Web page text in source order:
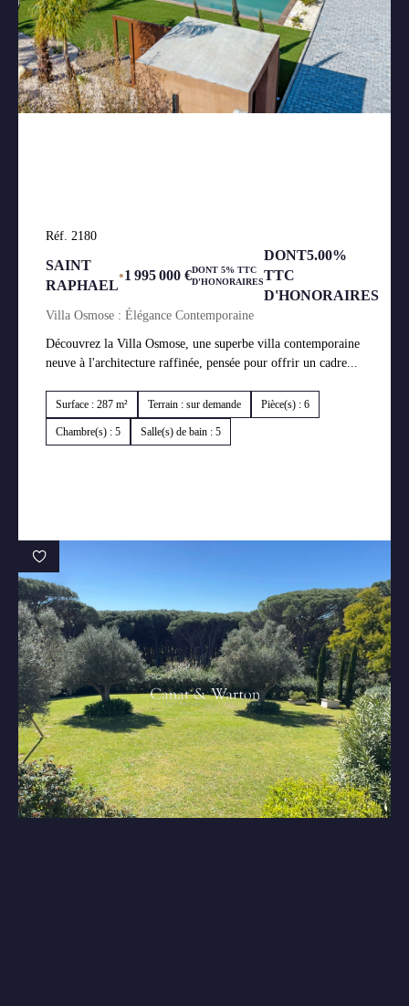
Réf. 2180
SAINT
RAPHAEL
•1 995 000 €DONT 5% TTC
D'HONORAIRES
DONT5.00%
TTC
D'HONORAIRES
Villa Osmose : Élégance Contemporaine
Découvrez la Villa Osmose, une superbe villa contemporaine
neuve à l'architecture raffinée, pensée pour offrir un cadre...
Surface : 287 m² Terrain : sur demande Pièce(s) : 6
Chambre(s) : 5 Salle(s) de bain : 5